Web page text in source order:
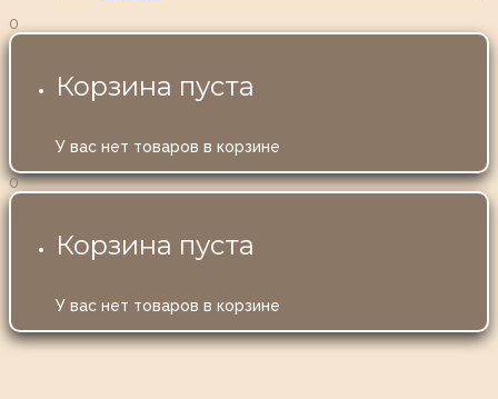
0
Корзина пуста
У вас нет товаров в корзине
0
Корзина пуста
У вас нет товаров в корзине